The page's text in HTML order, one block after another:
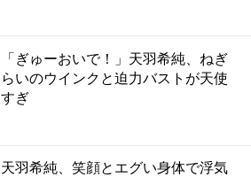
「ぎゅーおいで！」天羽希純、ねぎ
らいのウインクと迫力バストが天使
すぎ
天羽希純、笑顔とエグい身体で浮気